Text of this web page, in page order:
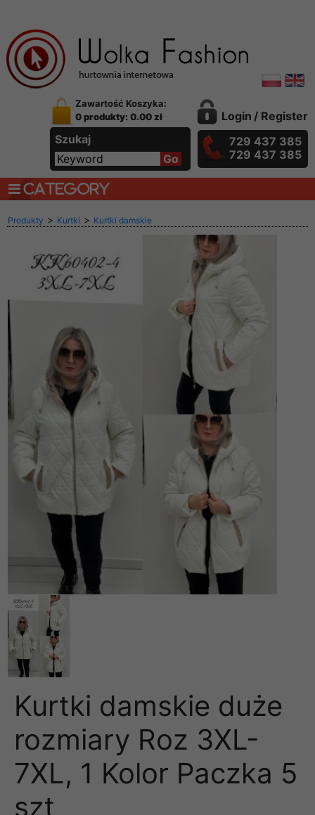
Zawartość Koszyka:
0 produkty: 0.00 zł
Szukaj
Login / Register
729 437 385
729 437 385
CATEGORY
Produkty > Kurtki > Kurtki damskie
Kurtki damskie duże
rozmiary Roz 3XL-
7XL, 1 Kolor Paczka 5
szt